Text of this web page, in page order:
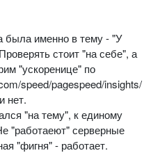
была именно в тему - "У
стоит "на себе", а
"ускоренице" по
speed/pagespeed/insights/
нет.
"на тему", к единому
"работаеют" серверные
"фигня" - работает.